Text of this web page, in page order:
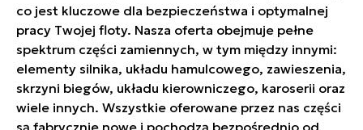
co jest kluczowe dla bezpieczeństwa i optymalnej
pracy Twojej floty. Nasza oferta obejmuje pełne
spektrum części zamiennych, w tym między innymi:
elementy silnika, układu hamulcowego, zawieszenia,
skrzyni biegów, układu kierowniczego, karoserii oraz
wiele innych. Wszystkie oferowane przez nas części
są fabrycznie nowe i pochodzą bezpośrednio od